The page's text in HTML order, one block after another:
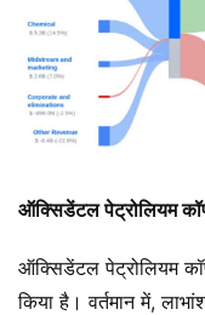
ऑक्सिडेंटल पेट्रोलियम
ऑक्सिडेंटल पेट्रोलियम
किया है। वर्तमान में,